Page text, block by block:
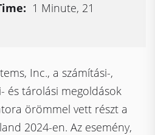
1 Minute, 21
Inc., a számítási-,
és tárolási megoldások
örömmel vett részt a
2024-en. Az esemény,